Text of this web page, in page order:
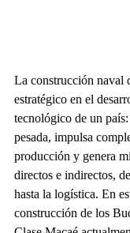
La construcción naval
estratégico en el
tecnológico de un
pesada, impulsa
producción y genera
directos e indirectos,
hasta la logística. En
construcción de los